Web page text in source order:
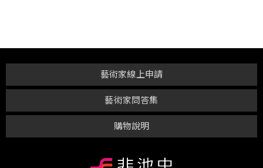
購物說明
藝術家問答集
藝術家線上申請